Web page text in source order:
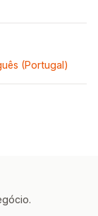
(Portugal)